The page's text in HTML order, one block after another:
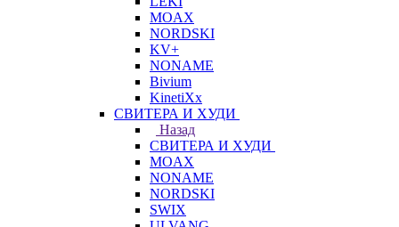
MOAX
NORDSKI
KV+
NONAME
Bivium
KinetiXx
СВИТЕРА И ХУДИ
Назад
СВИТЕРА И ХУДИ
MOAX
NONAME
NORDSKI
SWIX